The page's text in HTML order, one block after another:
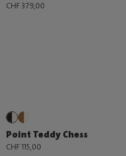
CHF 379,00
Point Teddy Chess
CHF 115,00